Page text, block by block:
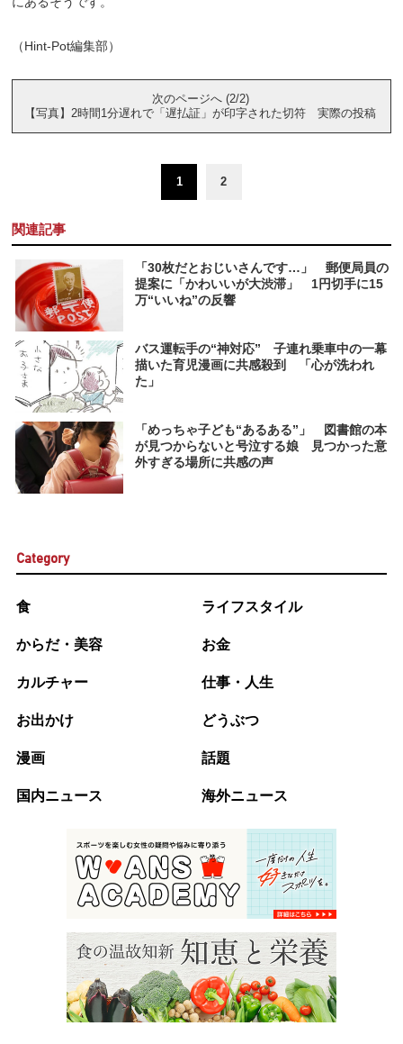
（Hint-Pot編集部）
次のページへ (2/2)
【写真】2時間1分遅れで「遅払証」が印字された切符 実際の投稿
1 2
関連記事
「30枚だとおじいさんです…」 郵便局員の
提案に「かわいいが大渋滞」 1円切手に15
万“いいね”の反響
バス運転手の“神対応” 子連れ乗車中の一幕
描いた育児漫画に共感殺到 「心が洗われ
た」
「めっちゃ子ども“あるある”」 図書館の本
が見つからないと号泣する娘 見つかった意
外すぎる場所に共感の声
Category
食 ライフスタイル
からだ・美容 お金
カルチャー 仕事・人生
お出かけ どうぶつ
漫画 話題
国内ニュース 海外ニュース